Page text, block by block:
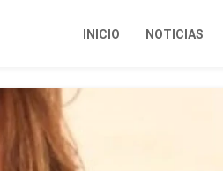
INICIO NOTICIAS